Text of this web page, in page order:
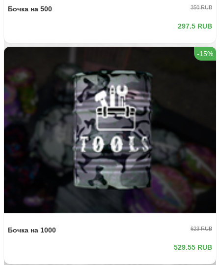
Бочка на 500 350 RUB
297.5 RUB
-15%
Бочка на 1000 623 RUB
529.55 RUB